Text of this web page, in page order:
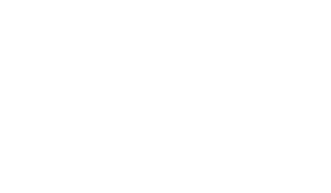
A MACRAME NÁRAMKY